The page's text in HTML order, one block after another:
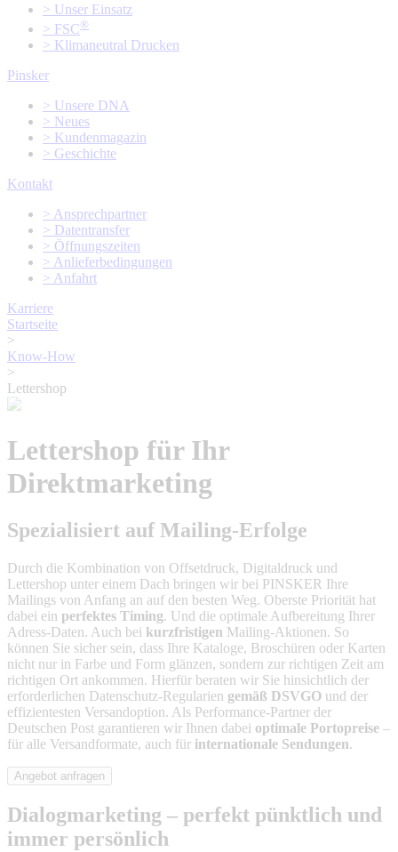
> Unser Einsatz
> FSC®
> Klimaneutral Drucken
Pinsker
> Unsere DNA
> Neues
> Kundenmagazin
> Geschichte
Kontakt
> Ansprechpartner
> Datentransfer
> Öffnungszeiten
> Anlieferbedingungen
> Anfahrt
Karriere
Startseite
>
Know-How
>
Lettershop
Lettershop für Ihr
Direktmarketing
Spezialisiert auf Mailing-Erfolge
Durch die Kombination von Offsetdruck, Digitaldruck und
Lettershop unter einem Dach bringen wir bei PINSKER Ihre
Mailings von Anfang an auf den besten Weg. Oberste Priorität hat
dabei ein perfektes Timing. Und die optimale Aufbereitung Ihrer
Adress-Daten. Auch bei kurzfristigen Mailing-Aktionen. So
können Sie sicher sein, dass Ihre Kataloge, Broschüren oder Karten
nicht nur in Farbe und Form glänzen, sondern zur richtigen Zeit am
richtigen Ort ankommen. Hierfür beraten wir Sie hinsichtlich der
erforderlichen Datenschutz-Regularien gemäß DSVGO und der
effizientesten Versandoption. Als Performance-Partner der
Deutschen Post garantieren wir Ihnen dabei optimale Portopreise –
für alle Versandformate, auch für internationale Sendungen.
Angebot anfragen
Dialogmarketing – perfekt pünktlich und
immer persönlich